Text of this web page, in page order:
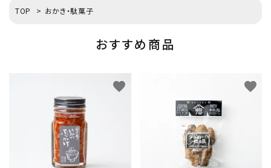
TOP > おかき・駄菓子
おすすめ商品
favorite favorite